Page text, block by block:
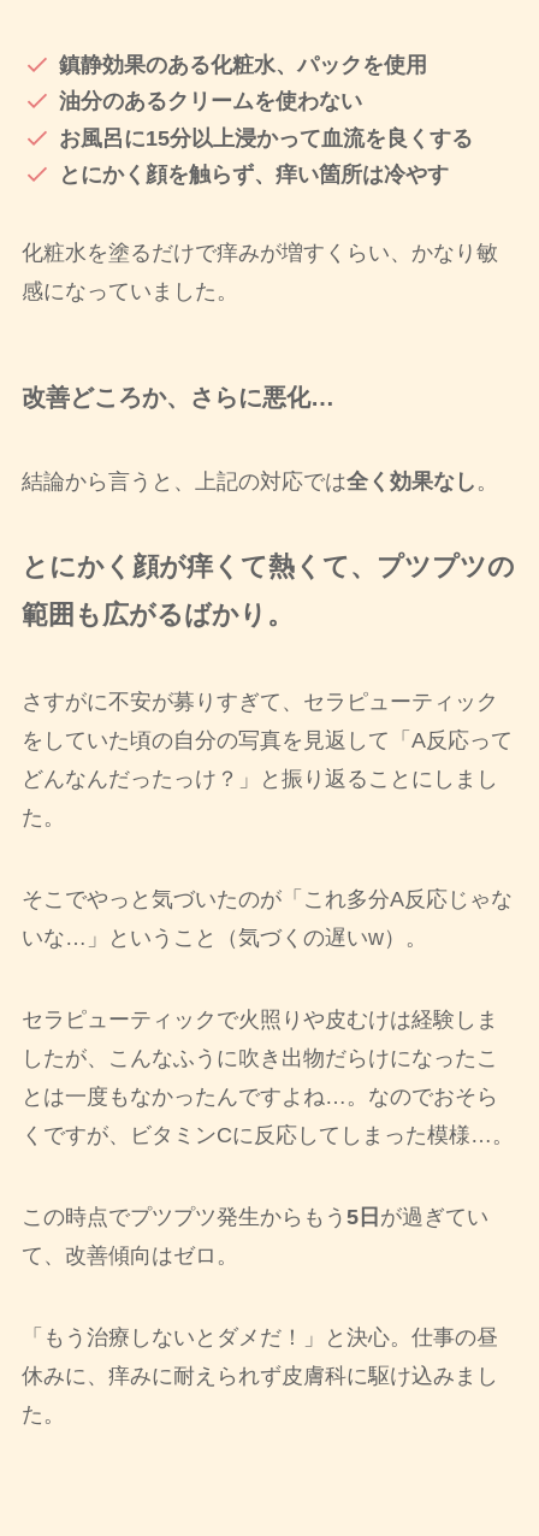
鎮静効果のある化粧水、パックを使用
油分のあるクリームを使わない
お風呂に15分以上浸かって血流を良くする
とにかく顔を触らず、痒い箇所は冷やす
化粧水を塗るだけで痒みが増すくらい、かなり敏
感になっていました。
改善どころか、さらに悪化…
結論から言うと、上記の対応では全く効果なし 。
とにかく顔が痒くて熱くて、プツプツの
範囲も広がるばかり。
さすがに不安が募りすぎて、セラピューティック
をしていた頃の自分の写真を見返して「A反応って
どんなんだったっけ？」と振り返ることにしまし
た。
そこでやっと気づいたのが「これ多分A反応じゃな
いな…」ということ（気づくの遅いw）。
セラピューティックで火照りや皮むけは経験しま
したが、こんなふうに吹き出物だらけになったこ
とは一度もなかったんですよね…。なのでおそら
くですが、ビタミンCに反応してしまった模様…。
この時点でプツプツ発生からもう 5日 が過ぎてい
て、改善傾向はゼロ。
「もう治療しないとダメだ！」と決心。仕事の昼
休みに、痒みに耐えられず皮膚科に駆け込みまし
た。